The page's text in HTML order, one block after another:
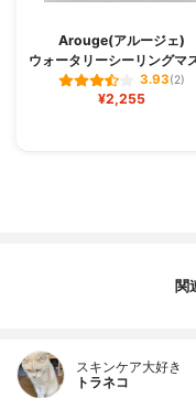
Arouge(アルージェ)
ウォータリーシーリングマ
3.93(2)
¥2,255
関
スキンケア大好き
トラネコ